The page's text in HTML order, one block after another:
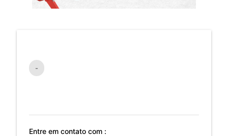
-
Entre em contato com :